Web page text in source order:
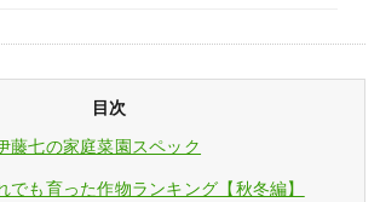
目次
藤七の家庭菜園スペック
でも育った作物ランキング【秋冬編】